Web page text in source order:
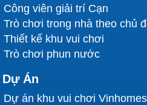
Công viên giải trí Cạn
Trò chơi trong nhà theo chủ
Thiết kế khu vui chơi
Trò chơi phun nước
Dự Án
Dự án khu vui chơi